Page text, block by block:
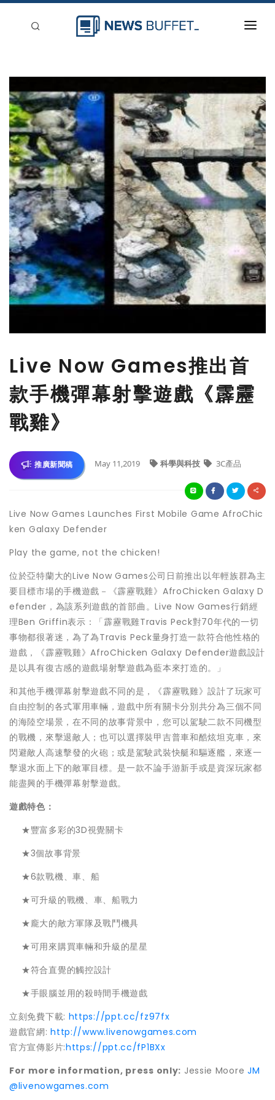
登入
刊登
Live Now Games推出首
款手機彈幕射擊遊戲《霹靂
戰雞》
推廣新聞稿 May 11,2019 科學與科技 3C產品
Live Now Games Launches First Mobile Game AfroChic
ken Galaxy Defender
Play the game, not the chicken!
位於亞特蘭大的Live Now Games公司日前推出以年輕族群為主
要目標市場的手機遊戲－《霹靂戰雞》AfroChicken Galaxy D
efender，為該系列遊戲的首部曲。Live Now Games行銷經
理Ben Griffin表示：「霹靂戰雞Travis Peck對70年代的一切
事物都很著迷，為了為Travis Peck量身打造一款符合他性格的
遊戲，《霹靂戰雞》AfroChicken Galaxy Defender遊戲設計
是以具有復古感的遊戲場射擊遊戲為藍本來打造的。」
和其他手機彈幕射擊遊戲不同的是，《霹靂戰雞》設計了玩家可
自由控制的各式軍用車輛，遊戲中所有關卡分別共分為三個不同
的海陸空場景，在不同的故事背景中，您可以駕駛二款不同機型
的戰機，來擊退敵人；也可以選擇裝甲吉普車和酷炫坦克車，來
閃避敵人高速擊發的火砲；或是駕駛武裝快艇和驅逐艦，來逐一
擊退水面上下的敵軍目標。是一款不論手游新手或是資深玩家都
能盡興的手機彈幕射擊遊戲。
遊戲特色：
★豐富多彩的3D視覺關卡
★3個故事背景
★6款戰機、車、船
★可升級的戰機、車、船戰力
★龐大的敵方軍隊及戰鬥機具
★可用來購買車輛和升級的星星
★符合直覺的觸控設計
★手眼腦並用的殺時間手機遊戲
立刻免費下載: https://ppt.cc/fz97fx
遊戲官網:http://www.livenowgames.com
官方宣傳影片:https://ppt.cc/fP1BXx
For more information, press only: Jessie Moore JM
@livenowgames.com